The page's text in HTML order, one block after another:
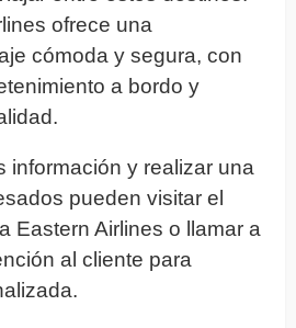
ofrece una
cómoda y segura, con
a bordo y
información y realizar una
pueden visitar el
Eastern Airlines o llamar a
al cliente para